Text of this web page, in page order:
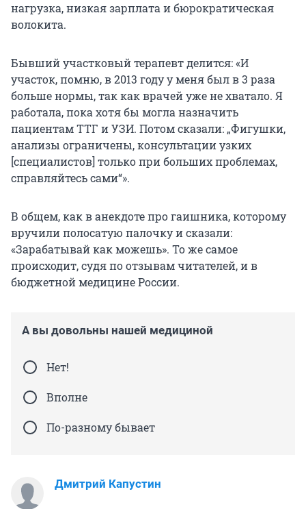
нагрузка, низкая зарплата и бюрократическая
волокита.
Бывший участковый терапевт делится: «И
участок, помню, в 2013 году у меня был в 3 раза
больше нормы, так как врачей уже не хватало. Я
работала, пока хотя бы могла назначить
пациентам ТТГ и УЗИ. Потом сказали: „Фигушки,
анализы ограничены, консультации узких
[специалистов] только при больших проблемах,
справляйтесь сами“».
В общем, как в анекдоте про гаишника, которому
вручили полосатую палочку и сказали:
«Зарабатывай как можешь». То же самое
происходит, судя по отзывам читателей, и в
бюджетной медицине России.
А вы довольны нашей медициной
Нет!
Вполне
По-разному бывает
Дмитрий Капустин